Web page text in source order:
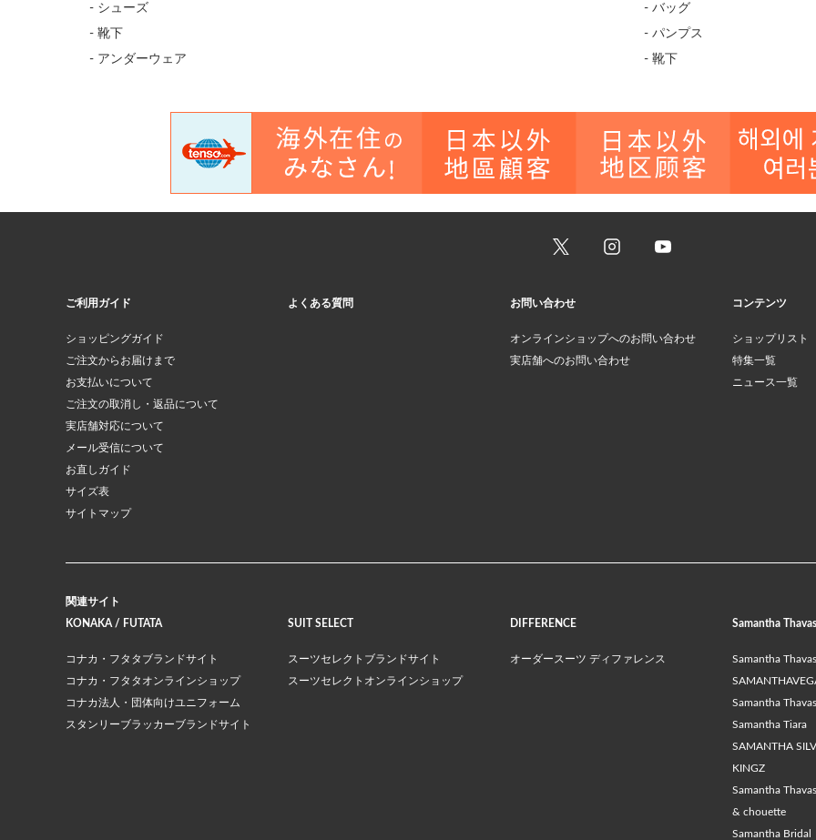
- シューズ
- 靴下
- アンダーウェア
- バッグ
- パンプス
- 靴下
ご利用ガイド
ショッピングガイド
ご注文からお届けまで
お支払いについて
ご注文の取消し・返品について
実店舗対応について
メール受信について
お直しガイド
サイズ表
サイトマップ
よくある質問 お問い合わせ
オンラインショップへのお問い合わせ
実店舗へのお問い合わせ
コンテンツ
ショップリスト
特集一覧
ニュース一覧
関連サイト
KONAKA / FUTATA
コナカ・フタタブランドサイト
コナカ・フタタオンラインショップ
コナカ法人・団体向けユニフォーム
スタンリーブラッカーブランドサイト
SUIT SELECT
スーツセレクトブランドサイト
スーツセレクトオンラインショップ
DIFFERENCE
オーダースーツ ディファレンス
Samantha
Samantha
Samantha
Samantha Tiara
SAMANTHA
KINGZ
Samantha
& chouette
Samantha Bridal